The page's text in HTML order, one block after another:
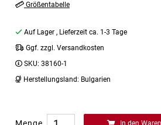
Größentabelle
Auf Lager , Lieferzeit ca. 1-3 Tage
Ggf. zzgl. Versandkosten
SKU: 38160-1
Herstellungsland: Bulgarien
In den